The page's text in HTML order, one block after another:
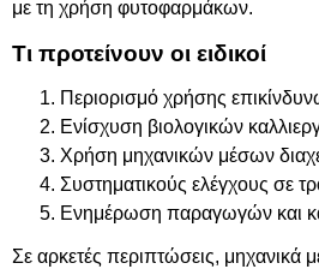
με τη χρήση φυτοφαρμάκων.
Τι προτείνουν οι ειδικοί
Περιορισμό χρήσης
Ενίσχυση βιολογικών
Χρήση μηχανικών μέσων
Συστηματικούς ελέγχους σε
Ενημέρωση παραγωγών και
Σε αρκετές περιπτώσεις, μηχανικά